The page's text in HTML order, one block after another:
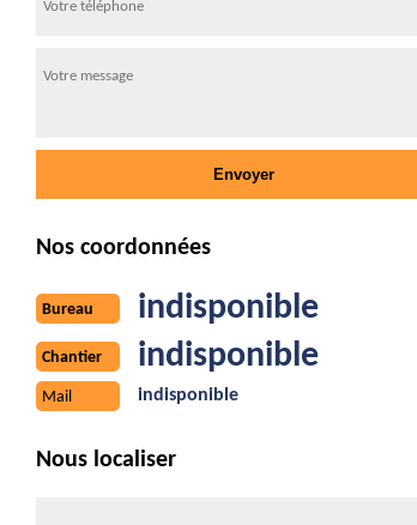
Nos coordonnées
Bureau indisponible
Chantier indisponible
Mail indisponible
Nous localiser